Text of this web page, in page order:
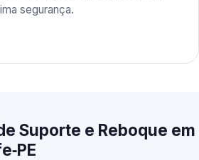
segurança.
Suporte e Reboque em